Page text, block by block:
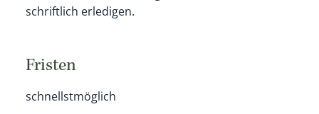
schriftlich erledigen.
Fristen
schnellstmöglich